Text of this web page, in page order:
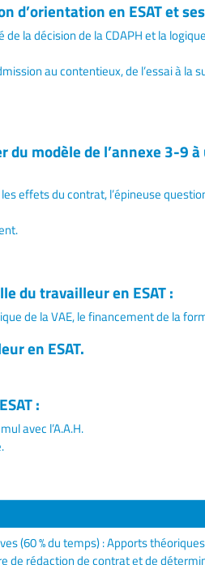
d’orientation en ESAT et
la décision de la CDAPH et la
au contentieux, de l’essai à la
du modèle de l’annexe 3-9 à
effets du contrat, l’épineuse
du travailleur en ESAT :
de la VAE, le financement de la
en ESAT.
:
avec l’A.A.H.
(60 % du temps) : Apports
de rédaction de contrat et de